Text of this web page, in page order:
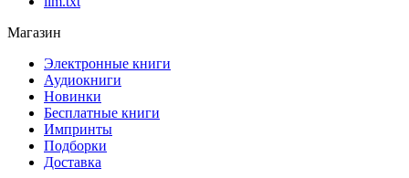
Магазин
Электронные книги
Аудиокниги
Новинки
Бесплатные книги
Импринты
Подборки
Доставка